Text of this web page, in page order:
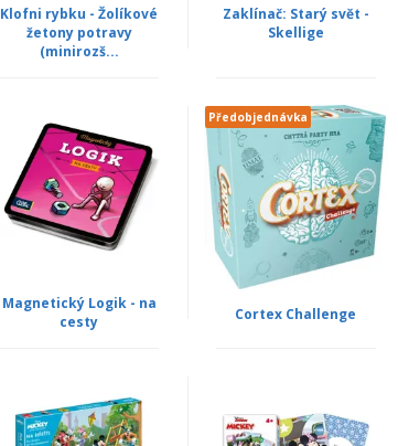
Klofni rybku - Žolíkové
žetony potravy
(minirozš...
Zaklínač: Starý svět -
Skellige
Magnetický Logik - na
cesty
Předobjednávka
Cortex Challenge